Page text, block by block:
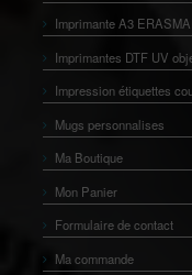
Imprimante A3
Imprimantes DTF UV
Impression étiquettes
Mugs personnalises
Ma Boutique
Mon Panier
Formulaire de contact
Ma commande